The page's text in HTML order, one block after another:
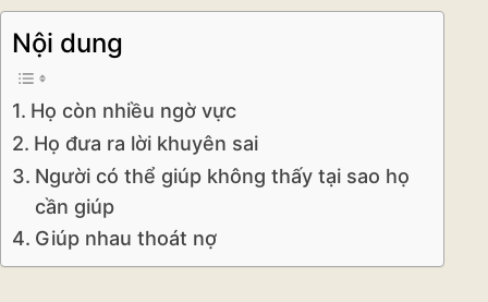
Nội dung
Họ còn nhiều ngờ vực
Họ đưa ra lời khuyên sai
Người có thể giúp không thấy tại sao họ
cần giúp
Giúp nhau thoát nợ